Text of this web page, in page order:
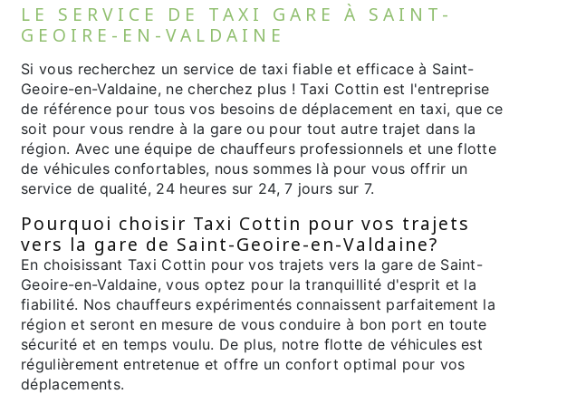
LE SERVICE DE TAXI GARE À SAINT-
GEOIRE-EN-VALDAINE
Si vous recherchez un service de taxi fiable et efficace à Saint-
Geoire-en-Valdaine, ne cherchez plus ! Taxi Cottin est l'entreprise
de référence pour tous vos besoins de déplacement en taxi, que ce
soit pour vous rendre à la gare ou pour tout autre trajet dans la
région. Avec une équipe de chauffeurs professionnels et une flotte
de véhicules confortables, nous sommes là pour vous offrir un
service de qualité, 24 heures sur 24, 7 jours sur 7.
Pourquoi choisir Taxi Cottin pour vos trajets
vers la gare de Saint-Geoire-en-Valdaine?
En choisissant Taxi Cottin pour vos trajets vers la gare de Saint-
Geoire-en-Valdaine, vous optez pour la tranquillité d'esprit et la
fiabilité. Nos chauffeurs expérimentés connaissent parfaitement la
région et seront en mesure de vous conduire à bon port en toute
sécurité et en temps voulu. De plus, notre flotte de véhicules est
régulièrement entretenue et offre un confort optimal pour vos
déplacements.